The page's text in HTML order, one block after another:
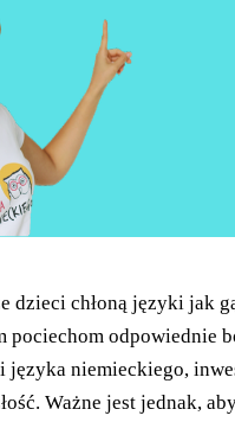
dzieci chłoną języki jak
pociechom odpowiednie
języka niemieckiego,
Ważne jest jednak,